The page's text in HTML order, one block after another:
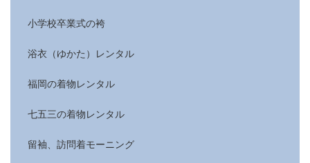
小学校卒業式の袴
浴衣（ゆかた）レンタル
福岡の着物レンタル
七五三の着物レンタル
留袖、訪問着モーニング